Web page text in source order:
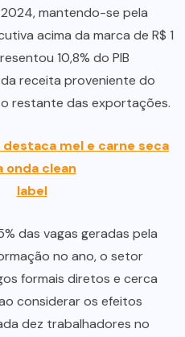
2024, mantendo-se pela
acima da marca de R$ 1
10,8% do PIB
receita proveniente do
restante das exportações.
mel e carne seca
onda clean
label
das vagas geradas pela
no ano, o setor
formais diretos e cerca
considerar os efeitos
dez trabalhadores no